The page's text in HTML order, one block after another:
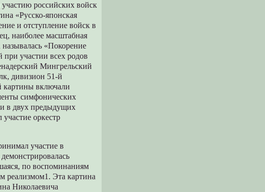
российских войск
«Русско-японская
и отступление войск в
наиболее масштабная
называлась «Покорение
при участии всех родов
Мингрельский
дивизион 51-й
картины включали
симфонических
в двух предыдущих
оркестр
участие в
по воспоминаниям
реализмом1. Эта картина
Николаевича